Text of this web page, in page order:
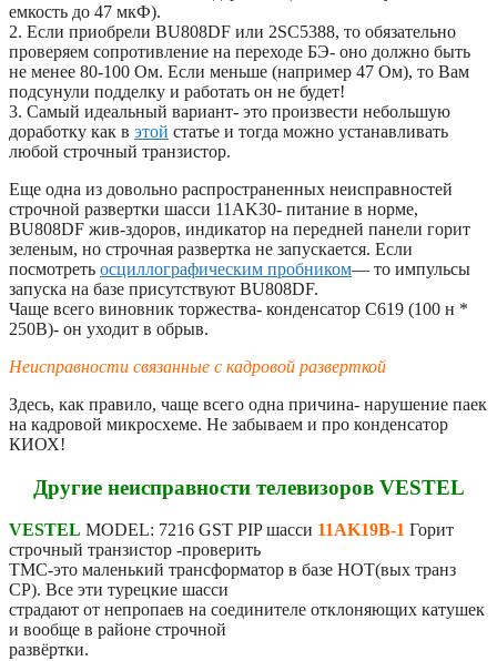
емкость до 47 мкФ).
2. Если приобрели BU808DF или 2SC5388, то обязательно
проверяем сопротивление на переходе БЭ- оно должно быть
не менее 80-100 Ом. Если меньше (например 47 Ом), то Вам
подсунули подделку и работать он не будет!
3. Самый идеальный вариант- это произвести небольшую
доработку как в этой статье и тогда можно устанавливать
любой строчный транзистор.
Еще одна из довольно распространенных неисправностей
строчной развертки шасси 11AK30- питание в норме,
BU808DF жив-здоров, индикатор на передней панели горит
зеленым, но строчная развертка не запускается. Если
посмотреть осциллографическим пробником— то импульсы
запуска на базе присутствуют BU808DF.
Чаще всего виновник торжества- конденсатор C619 (100 н *
250В)- он уходит в обрыв.
Неисправности связанные с кадровой разверткой
Здесь, как правило, чаще всего одна причина- нарушение паек
на кадровой микросхеме. Не забываем и про конденсатор
КИОХ!
Другие неисправности телевизоров VESTEL
VESTEL MODEL: 7216 GST PIP шасси 11AK19B-1 Горит
строчный транзистор -проверить
ТМС-это маленький трансформатор в базе HOT(вых транз
СР). Все эти турецкие шасси
страдают от непропаев на соединителе отклоняющих катушек
и вообще в районе строчной
развёртки.